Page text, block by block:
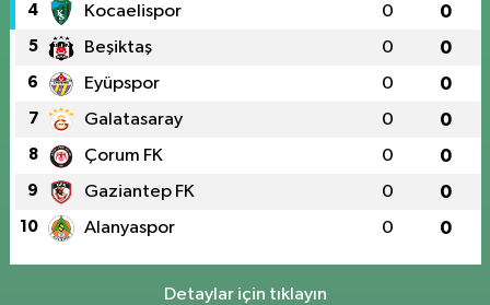
4 Kocaelispor 0 0
5 Beşiktaş 0 0
6 Eyüpspor 0 0
7 Galatasaray 0 0
8 Çorum FK 0 0
9 Gaziantep FK 0 0
10 Alanyaspor 0 0
Detaylar için tıklayın